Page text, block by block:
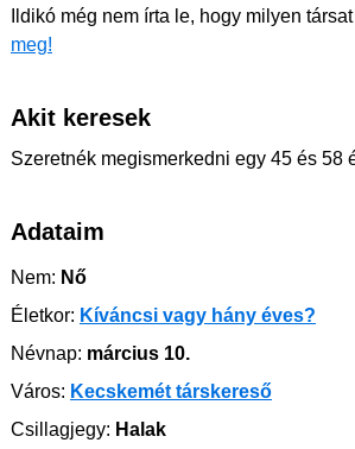
Ildikó még nem írta le, hogy milyen
meg!
Akit keresek
Szeretnék megismerkedni egy 45 és 58
Adataim
Nem: Nő
Életkor: Kíváncsi vagy hány éves?
Névnap: március 10.
Város: Kecskemét társkereső
Csillagjegy: Halak